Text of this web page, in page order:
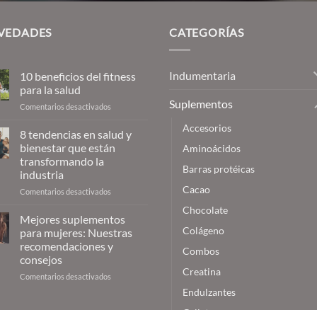
10 beneficios del fitness
para la salud
Comentarios desactivados
beneficios
del
fitness
8 tendencias en salud y
bienestar que están
transformando la
industria
Comentarios desactivados
tendencias
en
salud
y
Mejores suplementos
para mujeres: Nuestras
recomendaciones y
consejos
Comentarios desactivados
CATEGORÍAS
Indumentaria
Suplementos
Accesorios
Aminoácidos
Barras protéicas
Cacao
Chocolate
Colágeno
Combos
Creatina
Endulzantes